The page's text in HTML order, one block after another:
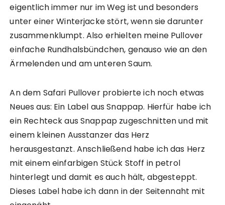
o
o
eigentlich immer nur im Weg ist und besonders
unter einer Winterjacke stört, wenn sie darunter
zusammenklumpt. Also erhielten meine Pullover
einfache Rundhalsbündchen, genauso wie an den
Ärmelenden und am unteren Saum.
An dem Safari Pullover probierte ich noch etwas
Neues aus: Ein Label aus Snappap. Hierfür habe ich
ein Rechteck aus Snappap zugeschnitten und mit
einem kleinen Ausstanzer das Herz
herausgestanzt. Anschließend habe ich das Herz
mit einem einfarbigen Stück Stoff in petrol
hinterlegt und damit es auch hält, abgesteppt.
Dieses Label habe ich dann in der Seitennaht mit